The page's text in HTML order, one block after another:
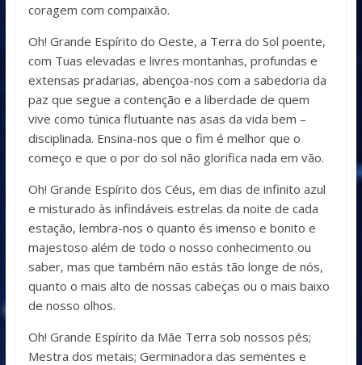
coragem com compaixão.
Oh! Grande Espírito do Oeste, a Terra do Sol poente,
com Tuas elevadas e livres montanhas, profundas e
extensas pradarias, abençoa-nos com a sabedoria da
paz que segue a contenção e a liberdade de quem
vive como túnica flutuante nas asas da vida bem –
disciplinada. Ensina-nos que o fim é melhor que o
começo e que o por do sol não glorifica nada em vão.
Oh! Grande Espírito dos Céus, em dias de infinito azul
e misturado às infindáveis estrelas da noite de cada
estação, lembra-nos o quanto és imenso e bonito e
majestoso além de todo o nosso conhecimento ou
saber, mas que também não estás tão longe de nós,
quanto o mais alto de nossas cabeças ou o mais baixo
de nosso olhos.
Oh! Grande Espírito da Mãe Terra sob nossos pés;
Mestra dos metais; Germinadora das sementes e